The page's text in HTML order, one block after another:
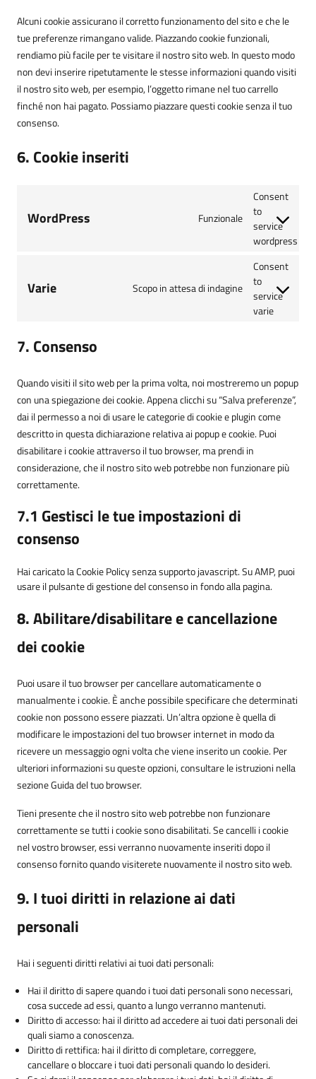
Alcuni cookie assicurano il corretto funzionamento del sito e che le
tue preferenze rimangano valide. Piazzando cookie funzionali,
rendiamo più facile per te visitare il nostro sito web. In questo modo
non devi inserire ripetutamente le stesse informazioni quando visiti
il nostro sito web, per esempio, l’oggetto rimane nel tuo carrello
finché non hai pagato. Possiamo piazzare questi cookie senza il tuo
consenso.
6. Cookie inseriti
WordPress Funzionale
Consent
to
service
wordpress
Varie Scopo in attesa di indagine
Consent
to
service
varie
7. Consenso
Quando visiti il sito web per la prima volta, noi mostreremo un popup
con una spiegazione dei cookie. Appena clicchi su “Salva preferenze”,
dai il permesso a noi di usare le categorie di cookie e plugin come
descritto in questa dichiarazione relativa ai popup e cookie. Puoi
disabilitare i cookie attraverso il tuo browser, ma prendi in
considerazione, che il nostro sito web potrebbe non funzionare più
correttamente.
7.1 Gestisci le tue impostazioni di
consenso
Hai caricato la Cookie Policy senza supporto javascript. Su AMP, puoi
usare il pulsante di gestione del consenso in fondo alla pagina.
8. Abilitare/disabilitare e cancellazione
dei cookie
Puoi usare il tuo browser per cancellare automaticamente o
manualmente i cookie. È anche possibile specificare che determinati
cookie non possono essere piazzati. Un’altra opzione è quella di
modificare le impostazioni del tuo browser internet in modo da
ricevere un messaggio ogni volta che viene inserito un cookie. Per
ulteriori informazioni su queste opzioni, consultare le istruzioni nella
sezione Guida del tuo browser.
Tieni presente che il nostro sito web potrebbe non funzionare
correttamente se tutti i cookie sono disabilitati. Se cancelli i cookie
nel vostro browser, essi verranno nuovamente inseriti dopo il
consenso fornito quando visiterete nuovamente il nostro sito web.
9. I tuoi diritti in relazione ai dati
personali
Hai i seguenti diritti relativi ai tuoi dati personali:
Hai il diritto di sapere quando i tuoi dati personali sono necessari,
cosa succede ad essi, quanto a lungo verranno mantenuti.
Diritto di accesso: hai il diritto ad accedere ai tuoi dati personali dei
quali siamo a conoscenza.
Diritto di rettifica: hai il diritto di completare, correggere,
cancellare o bloccare i tuoi dati personali quando lo desideri.